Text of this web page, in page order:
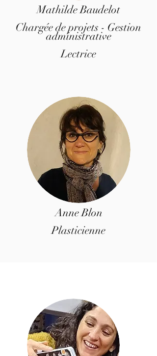
Mathilde Baudelot
Chargée de projets - Gestion
administrative
Lectrice
Anne Blon
Plasticienne